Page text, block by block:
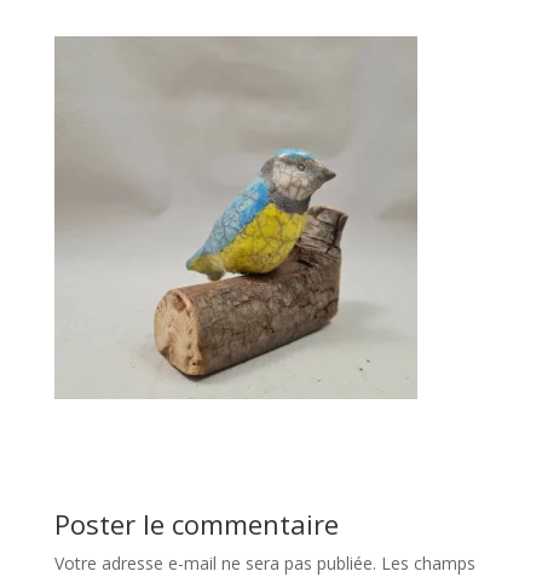
Poster le commentaire
Votre adresse e-mail ne sera pas publiée. Les champs